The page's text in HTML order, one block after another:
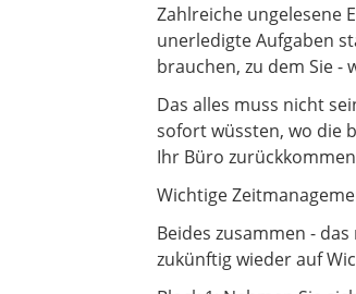
Zahlreiche ungelesene
unerledigte Aufgaben
brauchen, zu dem Sie -
Das alles muss nicht
sofort wüssten, wo die
Ihr Büro
Wichtige
Beides zusammen -
zukünftig wieder auf